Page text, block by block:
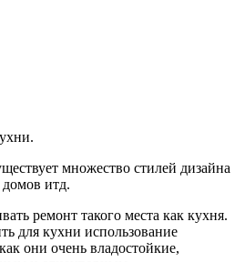
множество стилей дизайна
итд.
ремонт такого места как кухня.
для кухни использование
они очень владостойкие,